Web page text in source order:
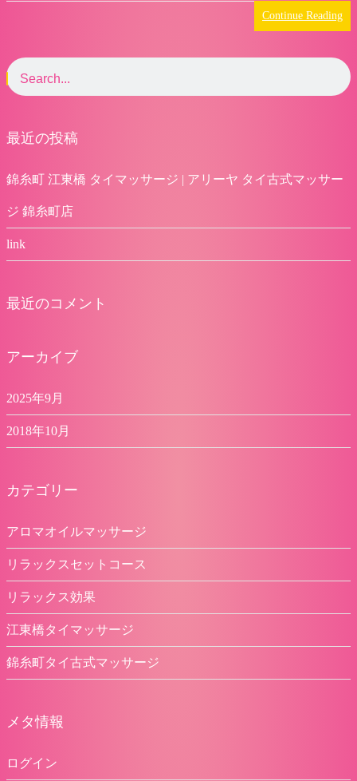
Continue Reading
最近の投稿
錦糸町 江東橋 タイマッサージ | アリーヤ タイ古式マッサー
ジ 錦糸町店
link
最近のコメント
アーカイブ
2025年9月
2018年10月
カテゴリー
アロマオイルマッサージ
リラックスセットコース
リラックス効果
江東橋タイマッサージ
錦糸町タイ古式マッサージ
メタ情報
ログイン